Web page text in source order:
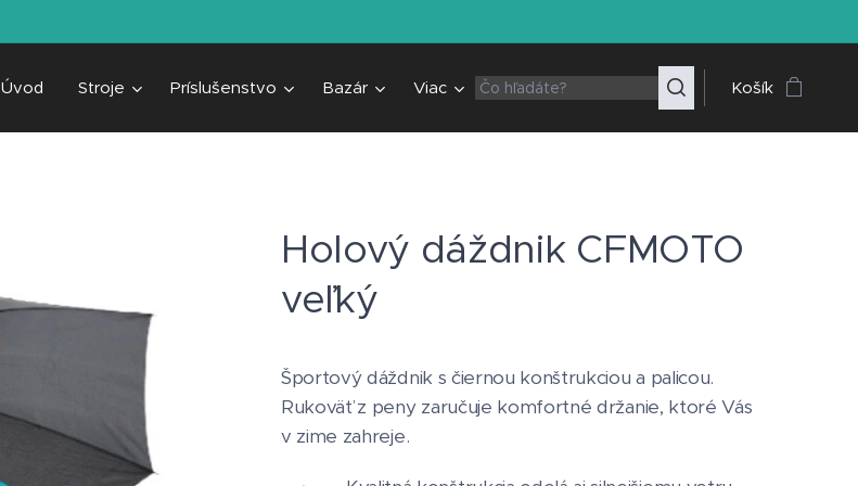
Úvod Stroje Príslušenstvo Bazár Viac Košík
Holový dáždnik CFMOTO
veľký
Športový dáždnik s čiernou konštrukciou a palicou.
Rukoväť z peny zaručuje komfortné držanie, ktoré Vás
v zime zahreje.